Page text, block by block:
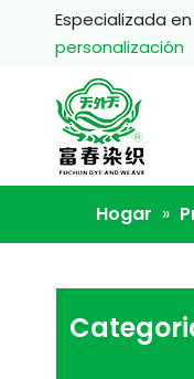
Especializada
personalización
Hogar »